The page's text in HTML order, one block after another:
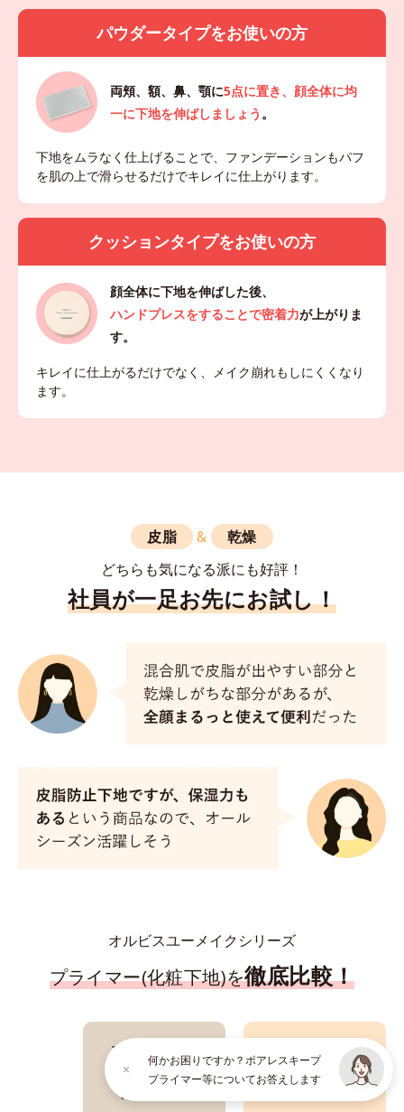
パウダータイプをお使いの方
両頬、額、鼻、顎に5点に置き、顔全体に均
一に下地を伸ばしましょう 。
下地をムラなく仕上げることで、ファンデーションもパフ
を肌の上で滑らせるだけでキレイに仕上がります。
クッションタイプをお使いの方
顔全体に下地を伸ばした後、
ハンドプレスをすることで密着力が上がりま
す。
キレイに仕上がるだけでなく、メイク崩れもしにくくなり
ます。
皮脂 &
乾燥
どちらも気になる派にも好評！
社員が一足お先にお試し！
オルビスユーメイクシリーズ
プライマー(化粧下地)を徹底比較！
オルビスユー
トリートメント
プライマー
オルビスユー
ポアレスキープ
プライマー
何かお困りですか？ポアレスキープ
プライマー等についてお答えします